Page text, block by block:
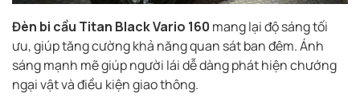
Đèn bi cầu Titan Black Vario 160 mang lại độ sáng tối
ưu, giúp tăng cường khả năng quan sát ban đêm. Ánh
sáng mạnh mẽ giúp người lái dễ dàng phát hiện chướng
ngại vật và điều kiện giao thông.